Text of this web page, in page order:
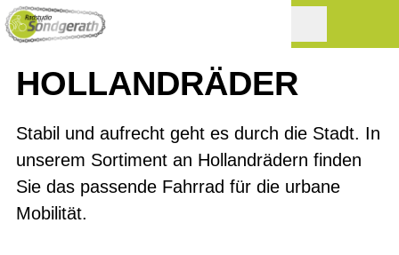
HOLLANDRÄDER
Stabil und aufrecht geht es durch die Stadt. In
unserem Sortiment an Hollandrädern finden
Sie das passende Fahrrad für die urbane
Mobilität.